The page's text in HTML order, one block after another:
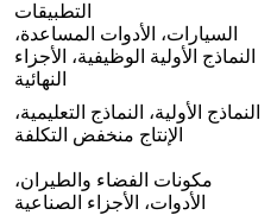
التطبيقات
السيارات، الأدوات المساعدة،
النماذج الأولية الوظيفية، الأجزاء
النهائية
النماذج الأولية، النماذج التعليمية،
الإنتاج منخفض التكلفة
مكونات الفضاء والطيران،
الأدوات، الأجزاء الصناعية